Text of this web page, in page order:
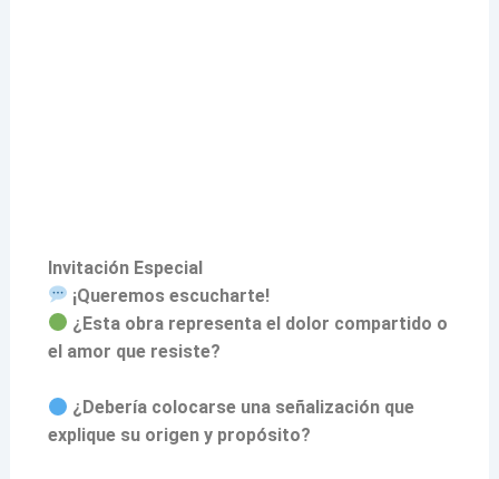
Invitación Especial
¡Queremos escucharte!
¿Esta obra representa el dolor compartido o
el amor que resiste?
¿Debería colocarse una señalización que
explique su origen y propósito?